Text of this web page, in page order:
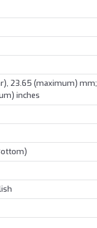
23.65 (maximum) mm;
inches